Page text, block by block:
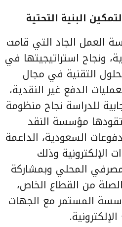
البنية التحتية
العمل الجاد التي قامت
ونجاح استراتيجيتها في
التقنية في مجال
الدفع غير النقدية،
للدراسة نجاح منظومة
مؤسسة النقد
السعودية، الداعمة
الإلكترونية وذلك
المحلي وبمشاركة
من القطاع الخاص،
المستمر مع الجهات